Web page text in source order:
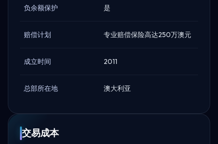
负余额保护 是
赔偿计划 专业赔偿保险高达250万澳元
成立时间 2011
总部所在地 澳大利亚
交易成本